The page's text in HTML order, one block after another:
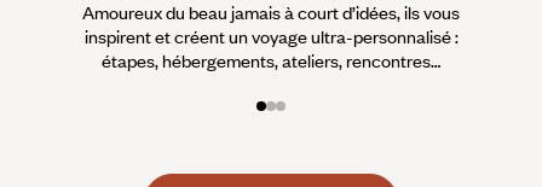
Amoureux du beau jamais à court d’idées, ils vous
inspirent et créent un voyage ultra-personnalisé :
étapes, hébergements, ateliers, rencontres…